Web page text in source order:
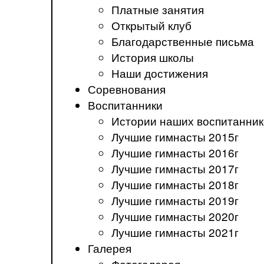
Платные занятия
Открытый клуб
Благодарственные письма
История школы
Наши достижения
Соревнования
Воспитанники
Истории наших
Лучшие гимнасты 2015г
Лучшие гимнасты 2016г
Лучшие гимнасты 2017г
Лучшие гимнасты 2018г
Лучшие гимнасты 2019г
Лучшие гимнасты 2020г
Лучшие гимнасты 2021г
Галерея